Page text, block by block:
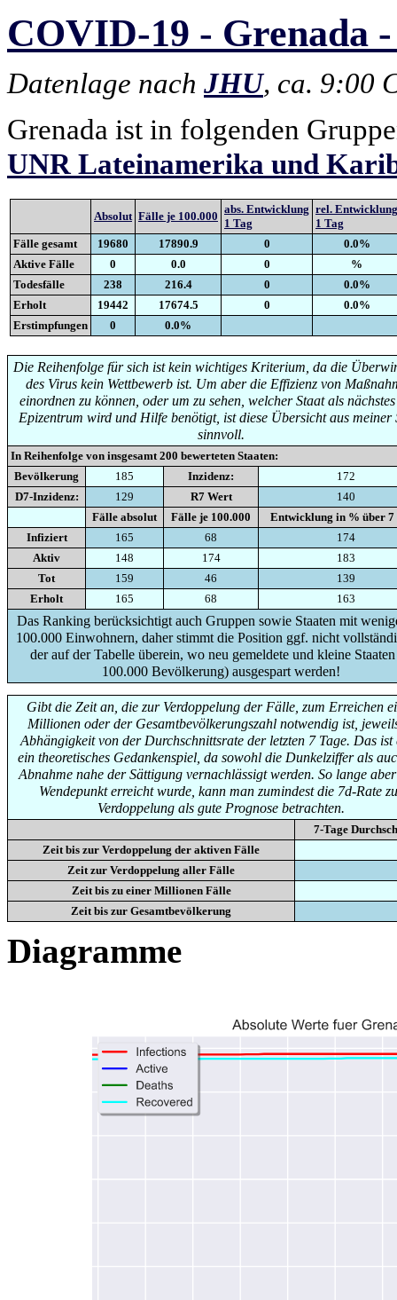
COVID-19 - Grenada -
Datenlage nach JHU, ca. 9:00
Grenada ist in folgenden
UNR Lateinamerika und
Absolut Fälle je 100.000
abs. Entwicklung
1 Tag
rel. Entwicklung
1 Tag
Fälle gesamt
19680 17890.9 0
0.0%
Aktive Fälle
0 0.0 0
%
Todesfälle
238 216.4 0
0.0%
Erholt
19442 17674.5 0
0.0%
Erstimpfungen
0 0.0%
Die Reihenfolge für sich ist kein wichtiges Kriterium, da die
des Virus kein Wettbewerb ist. Um aber die Effizienz von
einordnen zu können, oder um zu sehen, welcher Staat als
Epizentrum wird und Hilfe benötigt, ist diese Übersicht aus meiner
sinnvoll.
In Reihenfolge von insgesamt 200 bewerteten Staaten:
Bevölkerung
185 Inzidenz:
172
D7-Inzidenz:
129 R7 Wert
140
Fälle absolut
Fälle je 100.000
Entwicklung in % über 7
Infiziert
165 68
174
Aktiv
148 174
183
Tot
159 46
139
Erholt
165 68 163
Das Ranking berücksichtigt auch Gruppen sowie Staaten mit
100.000 Einwohnern, daher stimmt die Position ggf. nicht
der auf der Tabelle überein, wo neu gemeldete und kleine
100.000 Bevölkerung) ausgespart werden!
Gibt die Zeit an, die zur Verdoppelung der Fälle, zum Erreichen
Millionen oder der Gesamtbevölkerungszahl notwendig ist,
Abhängigkeit von der Durchschnittsrate der letzten 7 Tage. Das ist
ein theoretisches Gedankenspiel, da sowohl die Dunkelziffer als
Abnahme nahe der Sättigung vernachlässigt werden. So lange
Wendepunkt erreicht wurde, kann man zumindest die 7d-Rate
Verdoppelung als gute Prognose betrachten.
7-Tage
Zeit bis zur Verdoppelung der aktiven Fälle
Zeit zur Verdoppelung aller Fälle
Zeit bis zu einer Millionen Fälle
Zeit bis zur Gesamtbevölkerung
Diagramme